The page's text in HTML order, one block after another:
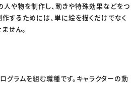
人や物を制作し、動きや特殊効果などをつ
作するためには、単に絵を描くだけでなく
せん。
グラムを組む職種です。キャラクターの動